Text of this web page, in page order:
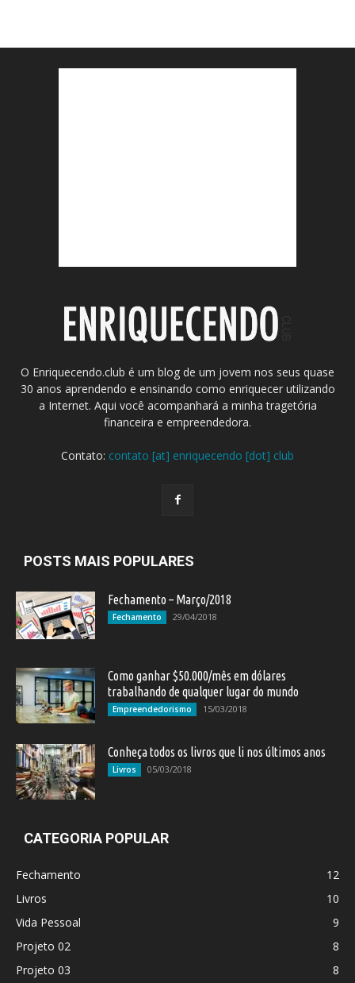
O Enriquecendo.club é um blog de um jovem nos seus quase
30 anos aprendendo e ensinando como enriquecer utilizando
a Internet. Aqui você acompanhará a minha tragetória
financeira e empreendedora.
Contato: contato [at] enriquecendo [dot] club
POSTS MAIS POPULARES
Fechamento – Março/2018
Fechamento 29/04/2018
Como ganhar $50.000/mês em dólares
trabalhando de qualquer lugar do mundo
Empreendedorismo 15/03/2018
Conheça todos os livros que li nos últimos anos
Livros 05/03/2018
CATEGORIA POPULAR
Fechamento
12
Livros
10
Vida Pessoal
9
Projeto 02
8
Projeto 03
8